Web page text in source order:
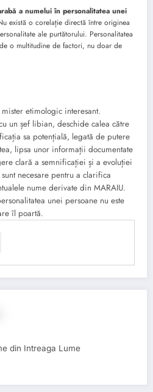
a numelui în personalitatea unei
există o corelație directă între originea
ale purtătorului. Personalitatea
o multitudine de factori, nu doar de
etimologic interesant.
un șef libian, deschide calea către
sa potențială, legată de putere
lipsa unor informații documentate
clară a semnificației și a evoluției
necesare pentru a clarifica
nume derivate din MARAIU.
unei persoane nu este
îl poartă.
din Intreaga Lume